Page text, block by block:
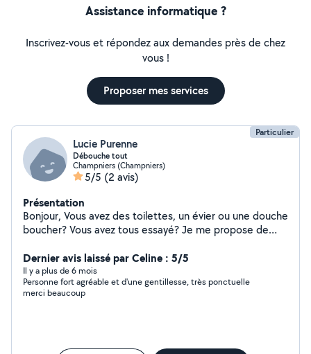
Assistance informatique ?
Inscrivez-vous et répondez aux demandes près de chez
vous !
Proposer mes services
Particulier
Lucie Purenne
Débouche tout
Champniers (Champniers)
5/5 (2 avis)
Présentation
Bonjour, Vous avez des toilettes, un évier ou une douche
boucher? Vous avez tous essayé? Je me propose de
plombier pour vous déboucher sa en moins de deux!
Prix à voir ensemble
Dernier avis laissé par Celine : 5/5
Il y a plus de 6 mois
Personne fort agréable et d'une gentillesse, très ponctuelle
merci beaucoup